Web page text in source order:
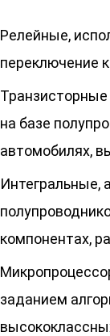
Релейные,
переключение
на базе
автомобилях,
Интегральные,
компонентах,
заданием